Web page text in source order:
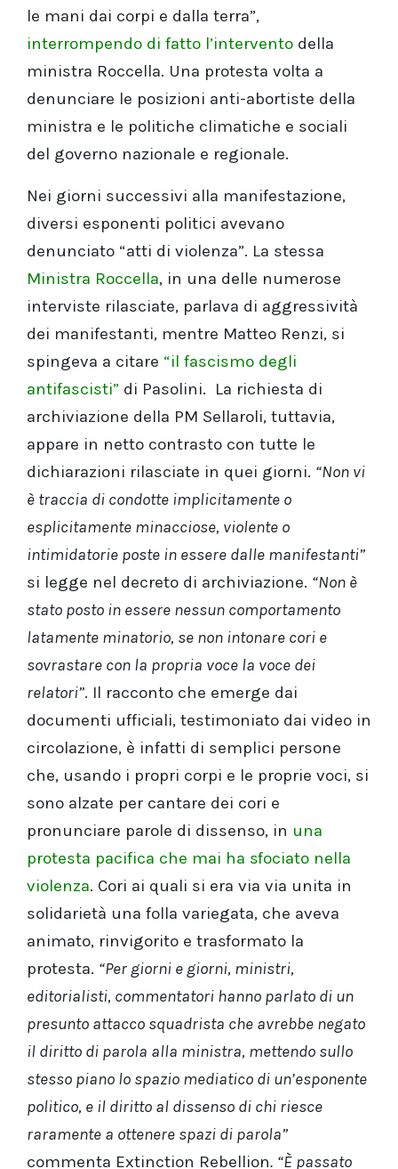
le mani dai corpi e dalla terra”,
interrompendo di fatto l’intervento della
ministra Roccella. Una protesta volta a
denunciare le posizioni anti-abortiste della
ministra e le politiche climatiche e sociali
del governo nazionale e regionale.
Nei giorni successivi alla manifestazione,
diversi esponenti politici avevano
denunciato “atti di violenza”. La stessa
Ministra Roccella, in una delle numerose
interviste rilasciate, parlava di aggressività
dei manifestanti, mentre Matteo Renzi, si
spingeva a citare “il fascismo degli
antifascisti” di Pasolini. La richiesta di
archiviazione della PM Sellaroli, tuttavia,
appare in netto contrasto con tutte le
dichiarazioni rilasciate in quei giorni. “Non vi
è traccia di condotte implicitamente o
esplicitamente minacciose, violente o
intimidatorie poste in essere dalle manifestanti”
si legge nel decreto di archiviazione. “Non è
stato posto in essere nessun comportamento
latamente minatorio, se non intonare cori e
sovrastare con la propria voce la voce dei
relatori”. Il racconto che emerge dai
documenti ufficiali, testimoniato dai video in
circolazione, è infatti di semplici persone
che, usando i propri corpi e le proprie voci, si
sono alzate per cantare dei cori e
pronunciare parole di dissenso, in una
protesta pacifica che mai ha sfociato nella
violenza. Cori ai quali si era via via unita in
solidarietà una folla variegata, che aveva
animato, rinvigorito e trasformato la
protesta. “Per giorni e giorni, ministri,
editorialisti, commentatori hanno parlato di un
presunto attacco squadrista che avrebbe negato
il diritto di parola alla ministra, mettendo sullo
stesso piano lo spazio mediatico di un’esponente
politico, e il diritto al dissenso di chi riesce
raramente a ottenere spazi di parola”
commenta Extinction Rebellion. “È passato